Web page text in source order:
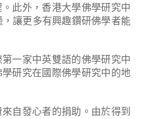
此外，香港大學佛學研究中
讓更多有興趣鑽研佛學者能
一家中英雙語的佛學研究中
研究在國際佛學研究中的地
自發心者的捐助。由於得到